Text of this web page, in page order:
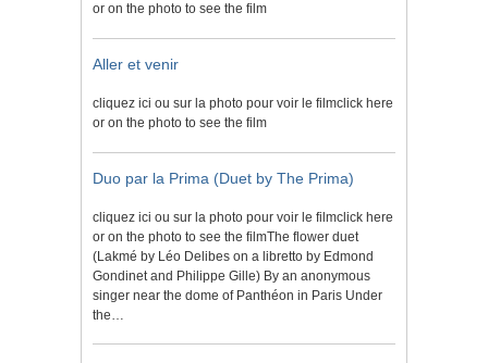
or on the photo to see the film
Aller et venir
cliquez ici ou sur la photo pour voir le filmclick here
or on the photo to see the film
Duo par la Prima (Duet by The Prima)
cliquez ici ou sur la photo pour voir le filmclick here
or on the photo to see the filmThe flower duet
(Lakmé by Léo Delibes on a libretto by Edmond
Gondinet and Philippe Gille) By an anonymous
singer near the dome of Panthéon in Paris Under
the…